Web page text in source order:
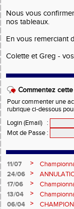
Nous vous
nos tableaux.
En vous remerciant
Colette et Greg -
Commentez
Pour commenter une
rubrique ci-dessous
Login (Email)
:
Mot de Passe :
11/07 >
et Marche
24/06 >
17/06 >
fond long
13/04 >
06/04 >